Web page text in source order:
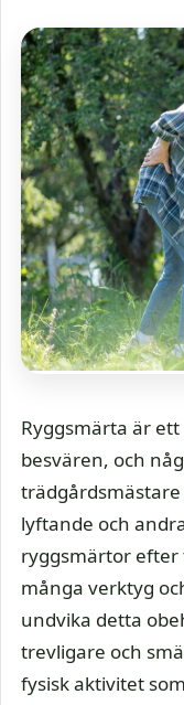
Ryggsmärta är
besvären, och
lyftande och
ryggsmärtor
många verktyg
undvika detta
trevligare och
fysisk aktivitet